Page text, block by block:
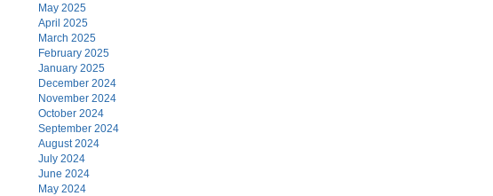
May 2025
April 2025
March 2025
February 2025
January 2025
December 2024
November 2024
October 2024
September 2024
August 2024
July 2024
June 2024
May 2024